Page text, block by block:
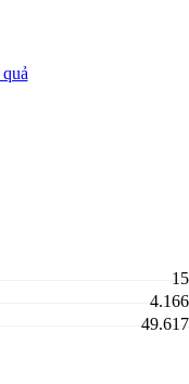
15
4.166
49.617